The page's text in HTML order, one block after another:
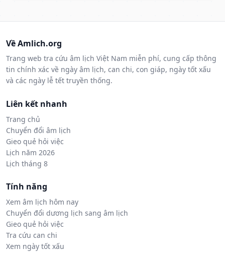
Về Amlich.org
Trang web tra cứu âm lịch Việt Nam miễn phí, cung cấp thông
tin chính xác về ngày âm lịch, can chi, con giáp, ngày tốt xấu
và các ngày lễ tết truyền thống.
Liên kết nhanh
Trang chủ
Chuyển đổi âm lịch
Gieo quẻ hỏi việc
Lịch năm 2026
Lịch tháng 8
Tính năng
Xem âm lịch hôm nay
Chuyển đổi dương lịch sang âm lịch
Gieo quẻ hỏi việc
Tra cứu can chi
Xem ngày tốt xấu